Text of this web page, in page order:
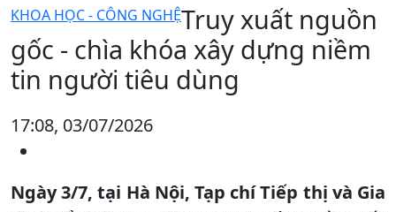
KHOA HỌC - CÔNG NGHỆTruy xuất nguồn
gốc - chìa khóa xây dựng niềm
tin người tiêu dùng
17:08, 03/07/2026
Ngày 3/7, tại Hà Nội, Tạp chí Tiếp thị và Gia